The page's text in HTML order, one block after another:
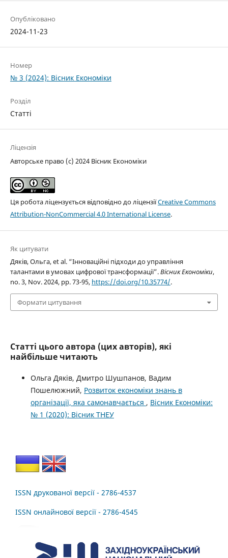
Опубліковано
2024-11-23
Номер
№ 3 (2024): Вісник Економіки
Розділ
Статті
Ліцензія
Авторське право (c) 2024 Вісник Економіки
Ця робота ліцензується відповідно до ліцензіїCreative Commons
Attribution-NonCommercial 4.0 International License.
Як цитувати
Дяків, Ольга, et al. “Інноваційні підходи до управління
талантами в умовах цифрової трансформації”.Вісник Економіки,
no. 3, Nov. 2024, pp. 73-95, https://doi.org/10.35774/.
Формати цитування
Статті цього автора (цих авторів), які
найбільше читають
Ольга Дяків, Дмитро Шушпанов, Вадим
Пошелюжний, Розвиток економіки знань в
організації, яка самонавчається , Вісник Економіки:
№ 1 (2020): Вісник ТНЕУ
ISSN друкованої версії - 2786-4537
ISSN онлайнової версії - 2786-4545